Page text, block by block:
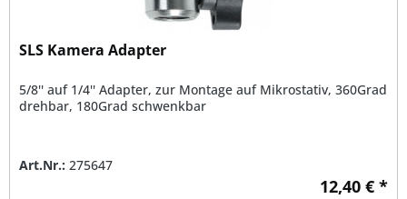
SLS Kamera Adapter
5/8'' auf 1/4'' Adapter, zur Montage auf Mikrostativ, 360Grad
drehbar, 180Grad schwenkbar
Art.Nr.: 275647
12,40 € *